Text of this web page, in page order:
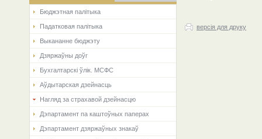
Бюджэтная палiтыка
Падатковая палітыка
Выкананне бюджэту
Дзяржаўны доўг
Бухгалтарскі ўлік. МСФС
Аўдытарская дзейнасць
Нагляд за страхавой дзейнасцю
Дэпартамент па каштоўных паперах
Дэпартамент дзяржаўных знакаў
версія для друку